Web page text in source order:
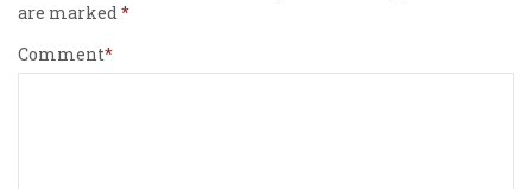
are marked
Comment